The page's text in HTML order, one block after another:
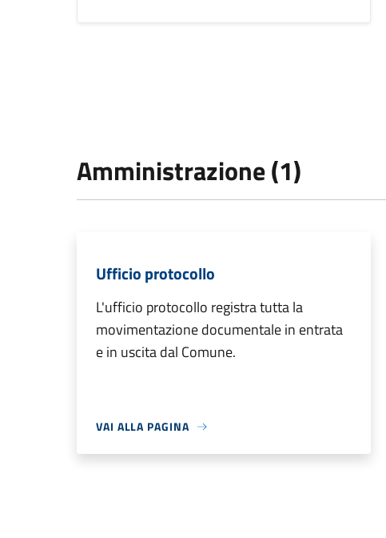
Amministrazione (1)
Ufficio protocollo
L'ufficio protocollo registra tutta la
movimentazione documentale in entrata
e in uscita dal Comune.
VAI ALLA PAGINA